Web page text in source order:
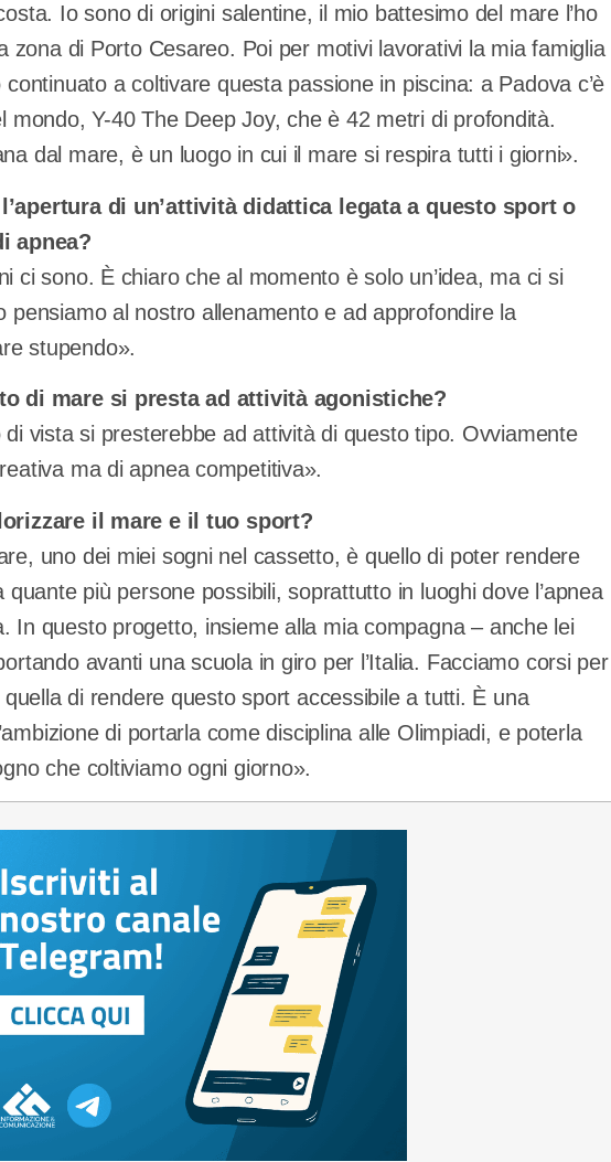
Io sono di origini salentine, il mio battesimo del mare l’ho
zona di Porto Cesareo. Poi per motivi lavorativi la mia famiglia
a coltivare questa passione in piscina: a Padova c’è
mondo, Y-40 The Deep Joy, che è 42 metri di profondità.
dal mare, è un luogo in cui il mare si respira tutti i giorni».
di un’attività didattica legata a questo sport o
apnea?
ci sono. È chiaro che al momento è solo un’idea, ma ci si
pensiamo al nostro allenamento e ad approfondire la
stupendo».
di mare si presta ad attività agonistiche?
vista si presterebbe ad attività di questo tipo. Ovviamente
ma di apnea competitiva».
il mare e il tuo sport?
uno dei miei sogni nel cassetto, è quello di poter rendere
quante più persone possibili, soprattutto in luoghi dove l’apnea
In questo progetto, insieme alla mia compagna – anche lei
avanti una scuola in giro per l’Italia. Facciamo corsi per
quella di rendere questo sport accessibile a tutti. È una
di portarla come disciplina alle Olimpiadi, e poterla
che coltiviamo ogni giorno».